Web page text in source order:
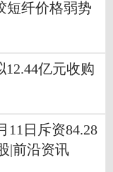
短纤价格弱势
亿元收购
11日斥资84.28
|前沿资讯